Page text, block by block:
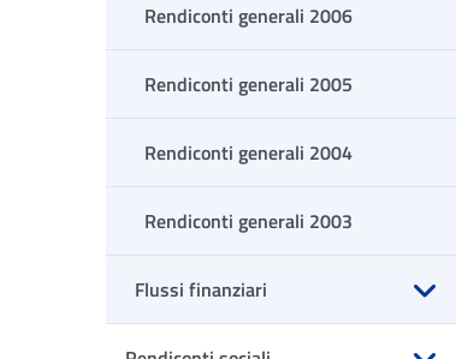
Rendiconti generali 2006
Rendiconti generali 2005
Rendiconti generali 2004
Rendiconti generali 2003
Flussi finanziari
Apri sottomenu